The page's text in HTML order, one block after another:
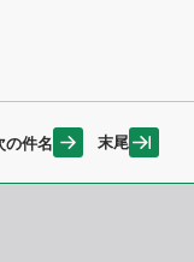
の件名 末尾